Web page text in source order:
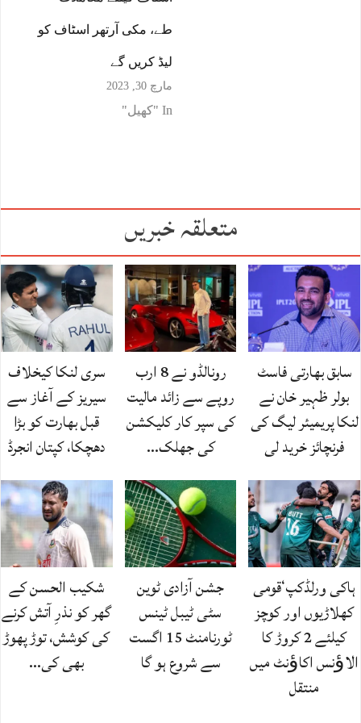
طے، مکی آرتھر اسٹاف کو
لیڈ کریں گے
مارچ 30, 2023
In "کھیل"
متعلقہ خبریں
سابق بھارتی فاسٹ
بولر ظہیر خان نے
لنکا پریمیئر لیگ کی
فرنچائز خرید لی
رونالڈو نے 8 ارب
روپے سے زائد مالیت
کی سپر کار کلیکشن
کی جھلک…
سری لنکا کیخلاف
سیریز کے آغاز سے
قبل بھارت کو بڑا
دھچکا، کپتان انجرڈ
ہاکی ورلڈکپ‘قومی
کھلاڑیوں اور کوچز
کیلئے 2 کروڑ کا
الاﺅنس اکاﺅنٹ میں
منتقل
جشن آزادی ٹوین
سٹی ٹیبل ٹینس
ٹورنامنٹ 15 اگست
سے شروع ہو گا
شکیب الحسن کے
گھر کو نذرِ آتش کرنے
کی کوشش، توڑ پھوڑ
بھی کی…